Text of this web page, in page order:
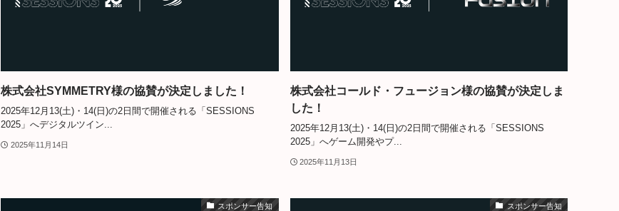
株式会社SYMMETRY様の協賛が決定しました！
2025年12月13(土)・14(日)の2日間で開催される「SESSIONS
2025」へデジタルツイン...
2025年11月14日
株式会社コールド・フュージョン様の協賛が決定しま
した！
2025年12月13(土)・14(日)の2日間で開催される「SESSIONS
2025」へゲーム開発やプ...
2025年11月13日
スポンサー告知 スポンサー告知